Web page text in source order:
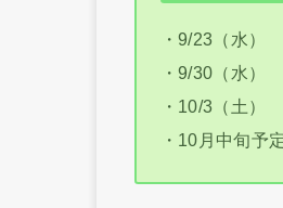
・9/23（水
・9/30（水）
・10/3（土）
・10月中旬